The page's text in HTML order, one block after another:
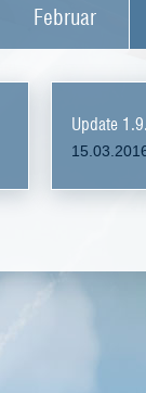
Februar
Update